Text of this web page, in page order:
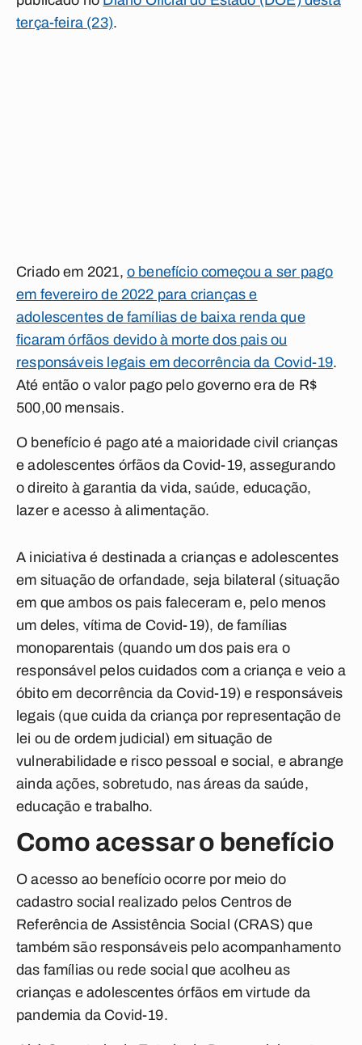
terça-feira (23).
Criado em 2021, o benefício começou a ser pago
em fevereiro de 2022 para crianças e
adolescentes de famílias de baixa renda que
ficaram órfãos devido à morte dos pais ou
responsáveis legais em decorrência da Covid-19.
Até então o valor pago pelo governo era de R$
500,00 mensais.
O benefício é pago até a maioridade civil crianças
e adolescentes órfãos da Covid-19, assegurando
o direito à garantia da vida, saúde, educação,
lazer e acesso à alimentação.
A iniciativa é destinada a crianças e adolescentes
em situação de orfandade, seja bilateral (situação
em que ambos os pais faleceram e, pelo menos
um deles, vítima de Covid-19), de famílias
monoparentais (quando um dos pais era o
responsável pelos cuidados com a criança e veio a
óbito em decorrência da Covid-19) e responsáveis
legais (que cuida da criança por representação de
lei ou de ordem judicial) em situação de
vulnerabilidade e risco pessoal e social, e abrange
ainda ações, sobretudo, nas áreas da saúde,
educação e trabalho.
Como acessar o benefício
O acesso ao benefício ocorre por meio do
cadastro social realizado pelos Centros de
Referência de Assistência Social (CRAS) que
também são responsáveis pelo acompanhamento
das famílias ou rede social que acolheu as
crianças e adolescentes órfãos em virtude da
pandemia da Covid-19.